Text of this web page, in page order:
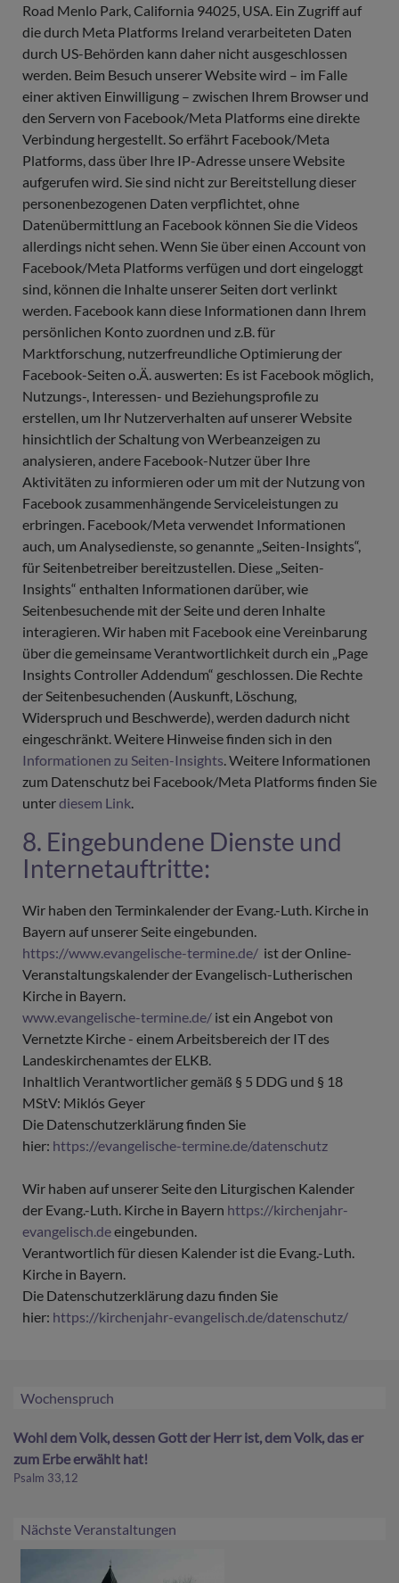
Road Menlo Park, California 94025, USA. Ein Zugriff auf
die durch Meta Platforms Ireland verarbeiteten Daten
durch US-Behörden kann daher nicht ausgeschlossen
werden. Beim Besuch unserer Website wird – im Falle
einer aktiven Einwilligung – zwischen Ihrem Browser und
den Servern von Facebook/Meta Platforms eine direkte
Verbindung hergestellt. So erfährt Facebook/Meta
Platforms, dass über Ihre IP-Adresse unsere Website
aufgerufen wird. Sie sind nicht zur Bereitstellung dieser
personenbezogenen Daten verpflichtet, ohne
Datenübermittlung an Facebook können Sie die Videos
allerdings nicht sehen. Wenn Sie über einen Account von
Facebook/Meta Platforms verfügen und dort eingeloggt
sind, können die Inhalte unserer Seiten dort verlinkt
werden. Facebook kann diese Informationen dann Ihrem
persönlichen Konto zuordnen und z.B. für
Marktforschung, nutzerfreundliche Optimierung der
Facebook-Seiten o.Ä. auswerten: Es ist Facebook möglich,
Nutzungs-, Interessen- und Beziehungsprofile zu
erstellen, um Ihr Nutzerverhalten auf unserer Website
hinsichtlich der Schaltung von Werbeanzeigen zu
analysieren, andere Facebook-Nutzer über Ihre
Aktivitäten zu informieren oder um mit der Nutzung von
Facebook zusammenhängende Serviceleistungen zu
erbringen. Facebook/Meta verwendet Informationen
auch, um Analysedienste, so genannte „Seiten-Insights“,
für Seitenbetreiber bereitzustellen. Diese „Seiten-
Insights“ enthalten Informationen darüber, wie
Seitenbesuchende mit der Seite und deren Inhalte
interagieren. Wir haben mit Facebook eine Vereinbarung
über die gemeinsame Verantwortlichkeit durch ein „Page
Insights Controller Addendum“ geschlossen. Die Rechte
der Seitenbesuchenden (Auskunft, Löschung,
Widerspruch und Beschwerde), werden dadurch nicht
eingeschränkt. Weitere Hinweise finden sich in den
Informationen zu Seiten-Insights. Weitere Informationen
zum Datenschutz bei Facebook/Meta Platforms finden Sie
unterdiesem Link.
8. Eingebundene Dienste und
Internetauftritte:
Wir haben den Terminkalender der Evang.-Luth. Kirche in
Bayern auf unserer Seite eingebunden.
https://www.evangelische-termine.de/ ist der Online-
Veranstaltungskalender der Evangelisch-Lutherischen
Kirche in Bayern.
www.evangelische-termine.de/ ist ein Angebot von
Vernetzte Kirche - einem Arbeitsbereich der IT des
Landeskirchenamtes der ELKB.
Inhaltlich Verantwortlicher gemäß § 5 DDG und § 18
MStV: Miklós Geyer
Die Datenschutzerklärung finden Sie
hier: https://evangelische-termine.de/datenschutz
Wir haben auf unserer Seite den Liturgischen Kalender
der Evang.-Luth. Kirche in Bayern https://kirchenjahr-
evangelisch.deeingebunden.
Verantwortlich für diesen Kalender ist die Evang.-Luth.
Kirche in Bayern.
Die Datenschutzerklärung dazu finden Sie
hier: https://kirchenjahr-evangelisch.de/datenschutz/
Wochenspruch
Wohl dem Volk, dessen Gott der Herr ist, dem Volk, das er
zum Erbe erwählt hat!
Psalm 33,12
Nächste Veranstaltungen